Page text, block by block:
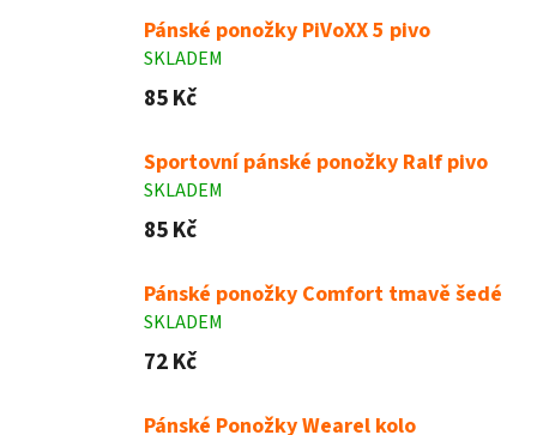
Pánské ponožky PiVoXX 5 pivo
SKLADEM
85 Kč
Sportovní pánské ponožky Ralf pivo
SKLADEM
85 Kč
Pánské ponožky Comfort tmavě šedé
SKLADEM
72 Kč
Pánské Ponožky Wearel kolo